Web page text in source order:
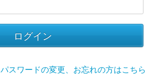
パスワードの変更、お忘れの方はこちら